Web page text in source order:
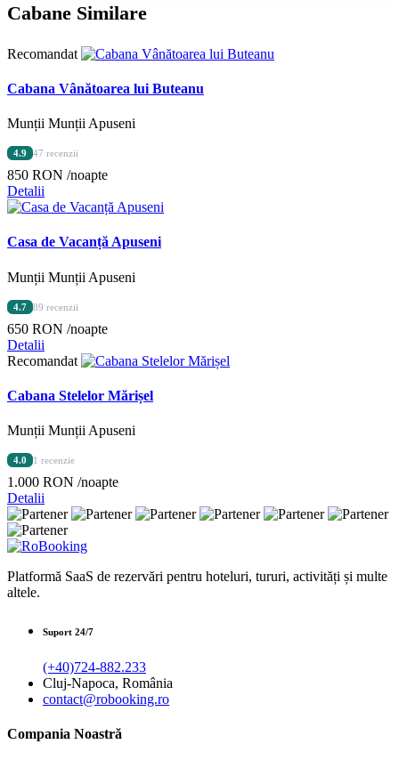
Cabane Similare
Recomandat
Cabana Vânătoarea lui Buteanu
Munții Munții Apuseni
4.9 47 recenzii
850 RON /noapte
Detalii
Casa de Vacanță Apuseni
Munții Munții Apuseni
4.7 89 recenzii
650 RON /noapte
Detalii
Recomandat
Cabana Stelelor Mărișel
Munții Munții Apuseni
4.0 1 recenzie
1.000 RON /noapte
Detalii
Platformă SaaS de rezervări pentru hoteluri, tururi, activități și multe
altele.
Suport 24/7
(+40)724-882.233
Cluj-Napoca, România
contact@robooking.ro
Compania Noastră